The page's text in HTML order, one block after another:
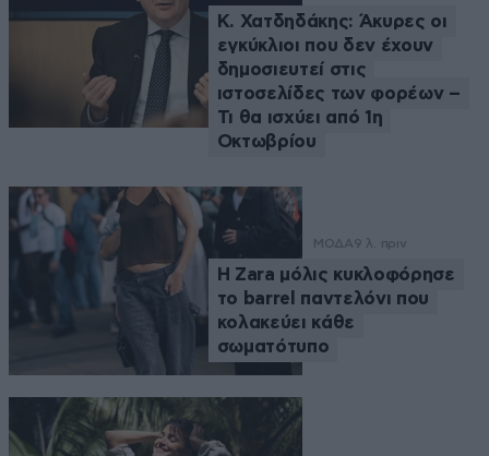
Κ. Χατδηδάκης: Άκυρες οι
εγκύκλιοι που δεν έχουν
δημοσιευτεί στις
ιστοσελίδες των φορέων –
Τι θα ισχύει από 1η
Οκτωβρίου
ΜΟΔΑ9 λ. πριν
Η Zara μόλις κυκλοφόρησε
το barrel παντελόνι που
κολακεύει κάθε
σωματότυπο